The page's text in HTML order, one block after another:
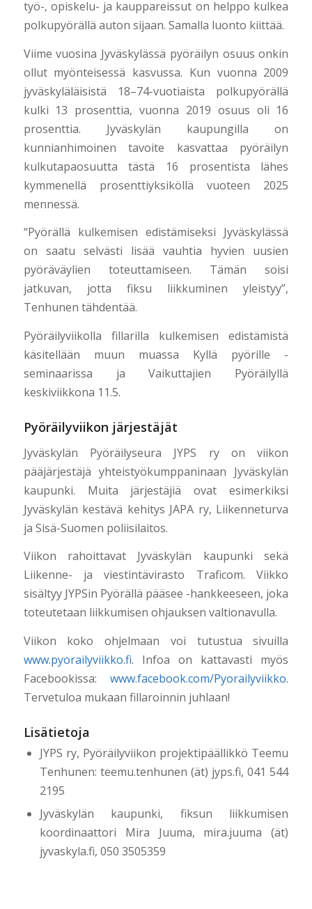
työ-, opiskelu- ja kauppareissut on helppo kulkea
polkupyörällä auton sijaan. Samalla luonto kiittää.
Viime vuosina Jyväskylässä pyöräilyn osuus onkin
ollut myönteisessä kasvussa. Kun vuonna 2009
jyväskyläläisistä 18–74-vuotiaista polkupyörällä
kulki 13 prosenttia, vuonna 2019 osuus oli 16
prosenttia. Jyväskylän kaupungilla on
kunnianhimoinen tavoite kasvattaa pyöräilyn
kulkutapaosuutta tästä 16 prosentista lähes
kymmenellä prosenttiyksiköllä vuoteen 2025
mennessä.
“Pyörällä kulkemisen edistämiseksi Jyväskylässä
on saatu selvästi lisää vauhtia hyvien uusien
pyöräväylien toteuttamiseen. Tämän soisi
jatkuvan, jotta fiksu liikkuminen yleistyy”,
Tenhunen tähdentää.
Pyöräilyviikolla fillarilla kulkemisen edistämistä
käsitellään muun muassa Kyllä pyörille -
seminaarissa ja Vaikuttajien Pyöräilyllä
keskiviikkona 11.5.
Pyöräilyviikon järjestäjät
Jyväskylän Pyöräilyseura JYPS ry on viikon
pääjärjestäjä yhteistyökumppaninaan Jyväskylän
kaupunki. Muita järjestäjiä ovat esimerkiksi
Jyväskylän kestävä kehitys JAPA ry, Liikenneturva
ja Sisä-Suomen poliisilaitos.
Viikon rahoittavat Jyväskylän kaupunki sekä
Liikenne- ja viestintävirasto Traficom. Viikko
sisältyy JYPSin Pyörällä pääsee -hankkeeseen, joka
toteutetaan liikkumisen ohjauksen valtionavulla.
Viikon koko ohjelmaan voi tutustua sivuilla
www.pyorailyviikko.fi. Infoa on kattavasti myös
Facebookissa:www.facebook.com/Pyorailyviikko.
Tervetuloa mukaan fillaroinnin juhlaan!
Lisätietoja
JYPS ry, Pyöräilyviikon projektipäällikkö Teemu
Tenhunen: teemu.tenhunen (ät) jyps.fi, 041 544
2195
Jyväskylän kaupunki, fiksun liikkumisen
koordinaattori Mira Juuma, mira.juuma (ät)
jyvaskyla.fi, 050 3505359